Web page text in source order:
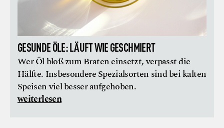
GESUNDE ÖLE: LÄUFT WIE GESCHMIERT
Wer Öl bloß zum Braten einsetzt, verpasst die
Hälfte. Insbesondere Spezialsorten sind bei kalten
Speisen viel besser aufgehoben.
weiterlesen